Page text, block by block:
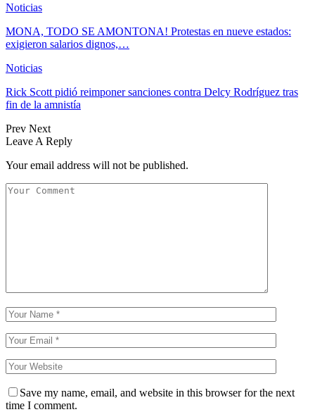
Noticias
MONA, TODO SE AMONTONA! Protestas en nueve estados:
exigieron salarios dignos,…
Noticias
Rick Scott pidió reimponer sanciones contra Delcy Rodríguez tras
fin de la amnistía
Prev Next
Leave A Reply
Your email address will not be published.
Save my name, email, and website in this browser for the next
time I comment.